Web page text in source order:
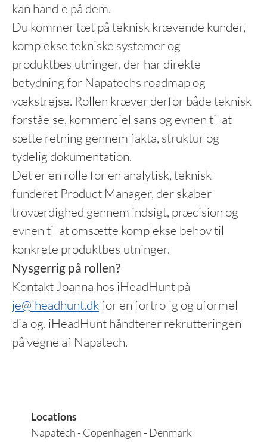
kan handle på dem.
Du kommer tæt på teknisk krævende kunder,
komplekse tekniske systemer og
produktbeslutninger, der har direkte
betydning for Napatechs roadmap og
vækstrejse. Rollen kræver derfor både teknisk
forståelse, kommerciel sans og evnen til at
sætte retning gennem fakta, struktur og
tydelig dokumentation.
Det er en rolle for en analytisk, teknisk
funderet Product Manager, der skaber
troværdighed gennem indsigt, præcision og
evnen til at omsætte komplekse behov til
konkrete produktbeslutninger.
Nysgerrig på rollen?
Kontakt Joanna hos iHeadHunt på
je@iheadhunt.dkfor en fortrolig og uformel
dialog. iHeadHunt håndterer rekrutteringen
på vegne af Napatech.
Locations
Napatech - Copenhagen - Denmark